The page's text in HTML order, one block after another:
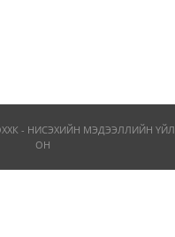
- НИСЭХИЙН МЭДЭЭЛЛИЙН
ОН